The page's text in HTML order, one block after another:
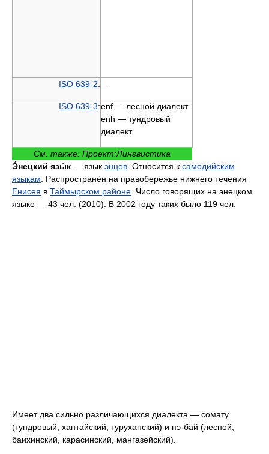
ISO 639-2:—
ISO 639-3:enf — лесной диалект
enh — тундровый
диалект
См. также: Проект:Лингвистика
Э́нецкий язы́к — язык энцев . Относится к самодийским
языкам . Распространён на правобережье нижнего течения
Енисея в Таймырском районе . Число говорящих на энецком
языке — 43 чел. (2010). В 2002 году таких было 119 чел.
Имеет два сильно различающихся диалекта — сомату
(тундровый, хантайский, туруханский) и пэ-бай (лесной,
баихинский, карасинский, мангазейский).